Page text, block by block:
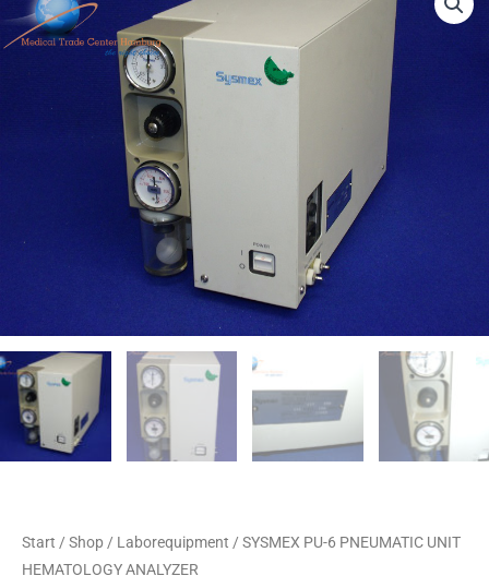
Start / Shop / Laborequipment / SYSMEX PU-6 PNEUMATIC UNIT
HEMATOLOGY ANALYZER